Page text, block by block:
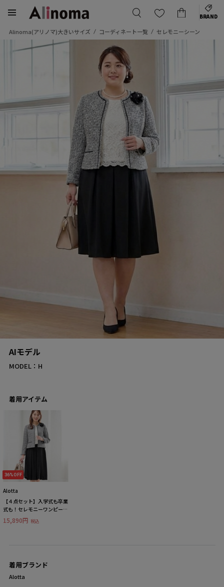
BRAND
Alinoma(アリノマ)大きいサイズ コーディネート一覧 セレモニーシーン
AIモデル
MODEL：H
着用アイテム
36%OFF
Alotta
【４点セット】入学式も卒業
式も！セレモニーワンピース
スーツ 大きいサイズ レデ
ィース
15,890円 税込
着用ブランド
Alotta